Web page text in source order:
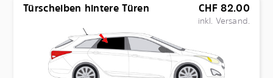
Türscheiben hintere Türen CHF 82.00
inkl. Versand.